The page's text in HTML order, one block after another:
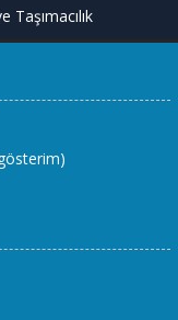
Taşımacılık